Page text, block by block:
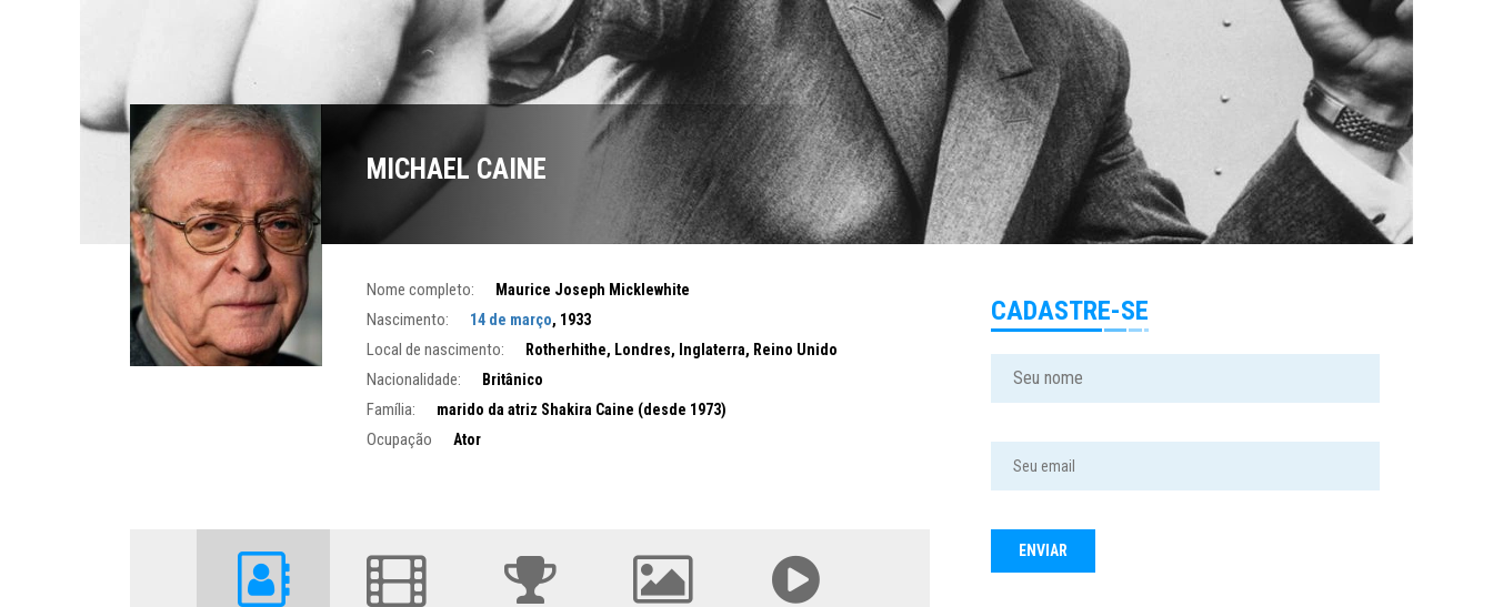
MICHAEL CAINE
Nome completo: Maurice Joseph Micklewhite
Nascimento: 14 de março, 1933
Local de nascimento: Rotherhithe, Londres, Inglaterra, Reino Unido
Nacionalidade: Britânico
Família: marido da atriz Shakira Caine (desde 1973)
Ocupação Ator
CADASTRE-SE